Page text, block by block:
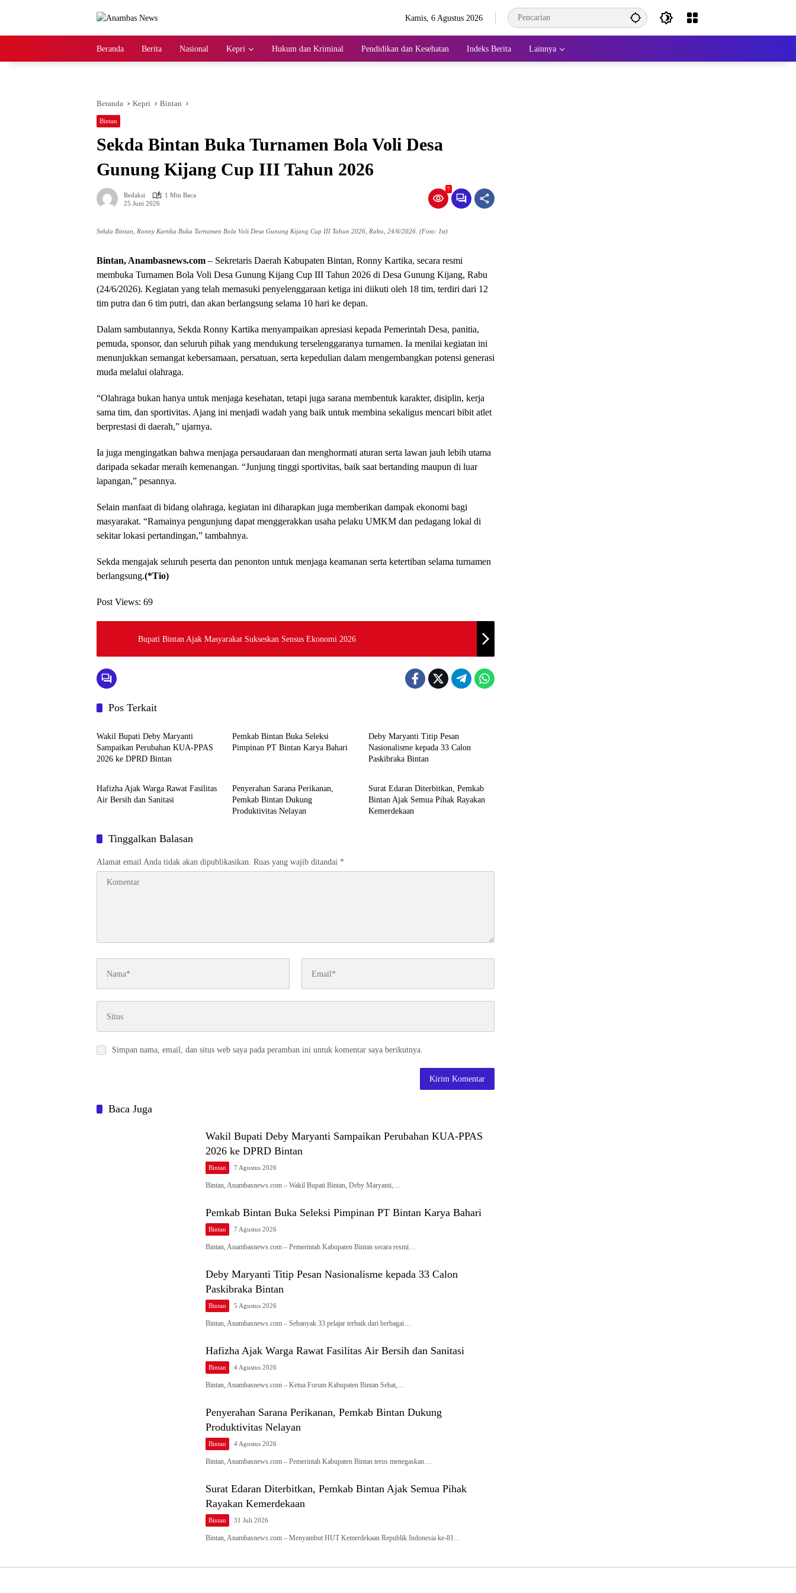
Kamis, 6 Agustus 2026
Beranda Berita Nasional Kepri Hukum dan Kriminal Pendidikan dan Kesehatan Indeks Berita Lainnya
Beranda Kepri Bintan
Bintan
Sekda Bintan Buka Turnamen Bola Voli Desa
Gunung Kijang Cup III Tahun 2026
Redaksi
1 Min Baca
25 Juni 2026
7
Sekda Bintan, Ronny Kartika Buka Turnamen Bola Voli Desa Gunung Kijang Cup III Tahun 2026, Rabu, 24/6/2026. (Foto: Ist)
Bintan, Anambasnews.com – Sekretaris Daerah Kabupaten Bintan, Ronny Kartika, secara resmi
membuka Turnamen Bola Voli Desa Gunung Kijang Cup III Tahun 2026 di Desa Gunung Kijang, Rabu
(24/6/2026). Kegiatan yang telah memasuki penyelenggaraan ketiga ini diikuti oleh 18 tim, terdiri dari 12
tim putra dan 6 tim putri, dan akan berlangsung selama 10 hari ke depan.
Dalam sambutannya, Sekda Ronny Kartika menyampaikan apresiasi kepada Pemerintah Desa, panitia,
pemuda, sponsor, dan seluruh pihak yang mendukung terselenggaranya turnamen. Ia menilai kegiatan ini
menunjukkan semangat kebersamaan, persatuan, serta kepedulian dalam mengembangkan potensi generasi
muda melalui olahraga.
“Olahraga bukan hanya untuk menjaga kesehatan, tetapi juga sarana membentuk karakter, disiplin, kerja
sama tim, dan sportivitas. Ajang ini menjadi wadah yang baik untuk membina sekaligus mencari bibit atlet
berprestasi di daerah,” ujarnya.
Ia juga mengingatkan bahwa menjaga persaudaraan dan menghormati aturan serta lawan jauh lebih utama
daripada sekadar meraih kemenangan. “Junjung tinggi sportivitas, baik saat bertanding maupun di luar
lapangan,” pesannya.
Selain manfaat di bidang olahraga, kegiatan ini diharapkan juga memberikan dampak ekonomi bagi
masyarakat. “Ramainya pengunjung dapat menggerakkan usaha pelaku UMKM dan pedagang lokal di
sekitar lokasi pertandingan,” tambahnya.
Sekda mengajak seluruh peserta dan penonton untuk menjaga keamanan serta ketertiban selama turnamen
berlangsung.(*Tio)
Post Views: 69
Bupati Bintan Ajak Masyarakat Sukseskan Sensus Ekonomi 2026
Pos Terkait
Bintan
Wakil Bupati Deby Maryanti
Sampaikan Perubahan KUA-PPAS
2026 ke DPRD Bintan
Pemkab Bintan Buka Seleksi
Pimpinan PT Bintan Karya Bahari
Deby Maryanti Titip Pesan
Nasionalisme kepada 33 Calon
Paskibraka Bintan
Hafizha Ajak Warga Rawat Fasilitas
Air Bersih dan Sanitasi
Penyerahan Sarana Perikanan,
Pemkab Bintan Dukung
Produktivitas Nelayan
Surat Edaran Diterbitkan, Pemkab
Bintan Ajak Semua Pihak Rayakan
Kemerdekaan
Tinggalkan Balasan
Alamat email Anda tidak akan dipublikasikan. Ruas yang wajib ditandai *
Simpan nama, email, dan situs web saya pada peramban ini untuk komentar saya berikutnya.
Baca Juga
Wakil Bupati Deby Maryanti Sampaikan Perubahan KUA-PPAS
2026 ke DPRD Bintan
Bintan 7 Agustus 2026
Bintan, Anambasnews.com – Wakil Bupati Bintan, Deby Maryanti,…
Pemkab Bintan Buka Seleksi Pimpinan PT Bintan Karya Bahari
Bintan 7 Agustus 2026
Bintan, Anambasnews.com – Pemerintah Kabupaten Bintan secara resmi…
Deby Maryanti Titip Pesan Nasionalisme kepada 33 Calon
Paskibraka Bintan
Bintan 5 Agustus 2026
Bintan, Anambasnews.com – Sebanyak 33 pelajar terbaik dari berbagai…
Hafizha Ajak Warga Rawat Fasilitas Air Bersih dan Sanitasi
Bintan 4 Agustus 2026
Bintan, Anambasnews.com – Ketua Forum Kabupaten Bintan Sehat,…
Penyerahan Sarana Perikanan, Pemkab Bintan Dukung
Produktivitas Nelayan
Bintan 4 Agustus 2026
Bintan, Anambasnews.com – Pemerintah Kabupaten Bintan terus menegaskan…
Surat Edaran Diterbitkan, Pemkab Bintan Ajak Semua Pihak
Rayakan Kemerdekaan
Bintan 31 Juli 2026
Bintan, Anambasnews.com – Menyambut HUT Kemerdekaan Republik Indonesia ke-81…